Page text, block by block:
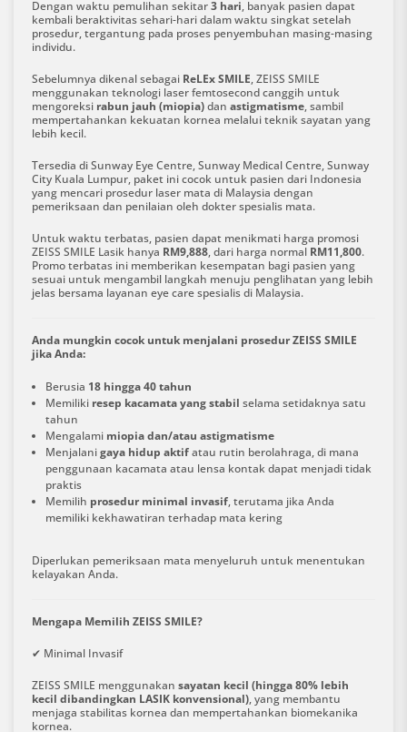
Dengan waktu pemulihan sekitar3 hari, banyak pasien dapat
kembali beraktivitas sehari-hari dalam waktu singkat setelah
prosedur, tergantung pada proses penyembuhan masing-masing
individu.
Sebelumnya dikenal sebagai ReLEx SMILE, ZEISS SMILE
menggunakan teknologi laser femtosecond canggih untuk
mengoreksi rabun jauh (miopia)dan astigmatisme, sambil
mempertahankan kekuatan kornea melalui teknik sayatan yang
lebih kecil.
Tersedia di Sunway Eye Centre, Sunway Medical Centre, Sunway
City Kuala Lumpur, paket ini cocok untuk pasien dari Indonesia
yang mencari prosedur laser mata di Malaysia dengan
pemeriksaan dan penilaian oleh dokter spesialis mata.
Untuk waktu terbatas, pasien dapat menikmati harga promosi
ZEISS SMILE Lasik hanya RM9,888, dari harga normal RM11,800.
Promo terbatas ini memberikan kesempatan bagi pasien yang
sesuai untuk mengambil langkah menuju penglihatan yang lebih
jelas bersama layanan eye care spesialis di Malaysia.
Anda mungkin cocok untuk menjalani prosedur ZEISS SMILE
jika Anda:
Berusia 18 hingga 40 tahun
Memiliki resep kacamata yang stabil selama setidaknya satu
tahun
Mengalami miopia dan/atau astigmatisme
Menjalanigaya hidup aktifatau rutin berolahraga, di mana
penggunaan kacamata atau lensa kontak dapat menjadi tidak
praktis
Memilih prosedur minimal invasif, terutama jika Anda
memiliki kekhawatiran terhadap mata kering
Diperlukan pemeriksaan mata menyeluruh untuk menentukan
kelayakan Anda.
Mengapa Memilih ZEISS SMILE?
✔ Minimal Invasif
ZEISS SMILE menggunakan sayatan kecil (hingga 80% lebih
kecil dibandingkan LASIK konvensional), yang membantu
menjaga stabilitas kornea dan mempertahankan biomekanika
kornea.